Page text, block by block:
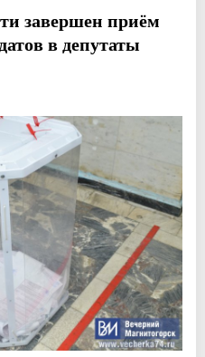
завершен приём
в депутаты